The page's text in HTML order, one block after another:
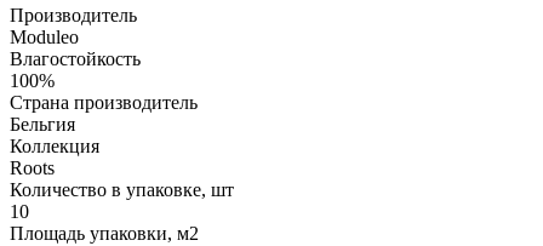
Производитель
Moduleo
Влагостойкость
100%
Страна производитель
Бельгия
Коллекция
Roots
Количество в упаковке, шт
10
Площадь упаковки, м2